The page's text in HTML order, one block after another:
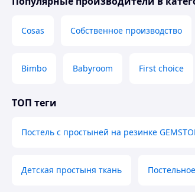
Cosas Собственное производство
Bimbo Babyroom First choice
ТОП теги
Постель с простыней на резинке
Детская простыня ткань